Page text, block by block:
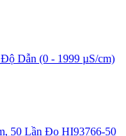
Dẫn (0 - 1999 µS/cm)
50 Lần Đo HI93766-50